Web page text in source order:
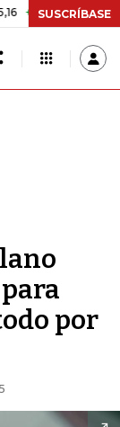
+0,58%
SUSCRÍBASE
por